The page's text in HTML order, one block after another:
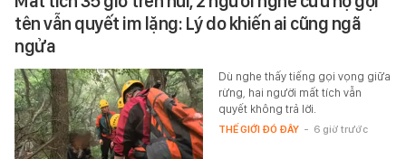
tên vẫn quyết im lặng: Lý do khiến ai cũng ngã
ngửa
Dù nghe thấy tiếng gọi vọng giữa
rừng, hai người mất tích vẫn
quyết không trả lời.
THẾ GIỚI ĐÓ ĐÂY - 6 giờ trước